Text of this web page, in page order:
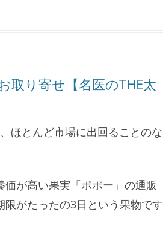
取り寄せ【名医のTHE太
ほとんど市場に出回ることのな
が高い果実「ポポー」の通販
がたったの3日という果物です